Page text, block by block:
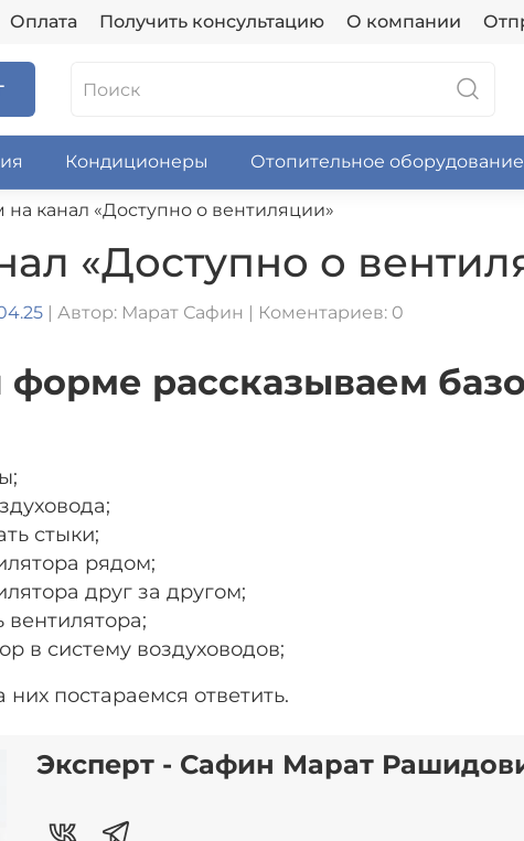
Оплата Получить консультацию О компании
Кондиционеры Отопительное оборудование
канал «Доступно о вентиляции»
«Доступно о
| Автор: Марат Сафин | Коментариев: 0
рассказываем
стыки;
рядом;
друг за другом;
вентилятора;
в систему воздуховодов;
постараемся ответить.
Эксперт - Сафин Марат